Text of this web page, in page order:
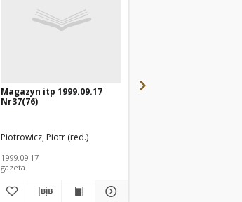
Magazyn itp 1999.09.17
Nr37(76)
Piotrowicz, Piotr (red.)
1999.09.17
gazeta